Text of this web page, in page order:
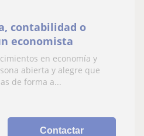
contabilidad o
economista
en economía y
abierta y alegre que
de forma a...
Contactar